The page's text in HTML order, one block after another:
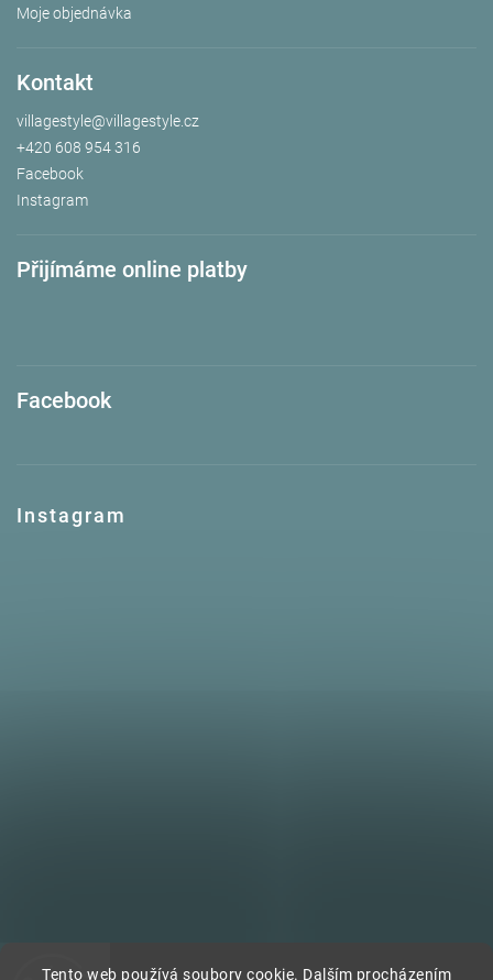
Tento web používá soubory cookie. Dalším procházením
Moje objednávka
Kontakt
villagestyle@villagestyle.cz
+420 608 954 316
Facebook
Instagram
Přijímáme online platby
Facebook
Instagram